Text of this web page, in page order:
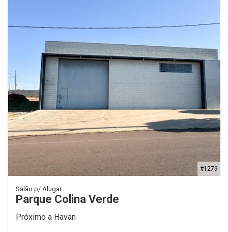
#1279
Salão p/ Alugar
Parque Colina Verde
Próximo a Havan